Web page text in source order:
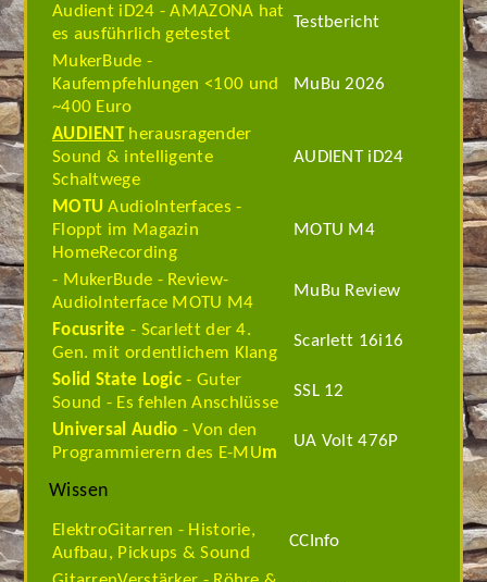
Audient iD24 - AMAZONA hat
es ausführlich getestet
Testbericht
MukerBude -
Kaufempfehlungen <100 und
~400 Euro
MuBu 2026
AUDIENTherausragender
Sound & intelligente
Schaltwege
AUDIENT iD24
MOTU AudioInterfaces -
Floppt im Magazin
HomeRecording
MOTU M4
- MukerBude - Review-
AudioInterface MOTU M4
MuBu Review
Focusrite - Scarlett der 4.
Gen. mit ordentlichem Klang
Scarlett 16i16
Solid State Logic - Guter
Sound - Es fehlen Anschlüsse
SSL 12
Universal Audio - Von den
Programmierern des E-MUm
UA Volt 476P
Wissen
ElektroGitarren - Historie,
Aufbau, Pickups & Sound
CCInfo